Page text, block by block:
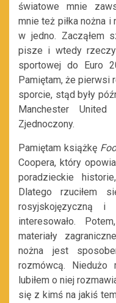
światowe mnie
mnie też piłka nożna
w jedno. Zacząłem
pisze i wtedy
sportowej do Euro
Pamiętam, że pierwsi
sporcie, stąd były
Manchester United
Zjednoczony.
Pamiętam książkę
Coopera, który
poradzieckie
Dlatego rzuciłem
rosyjskojęzyczną
interesowało.
materiały
nożna jest
rozmówcą.
lubiłem o niej
się z kimś na jakiś